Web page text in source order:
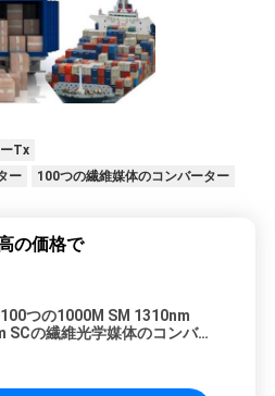
Tx
ー
100つの繊維媒体のコンバーター
の価格で
つの1000M SM 1310nm
SCの繊維光学媒体のコンバー